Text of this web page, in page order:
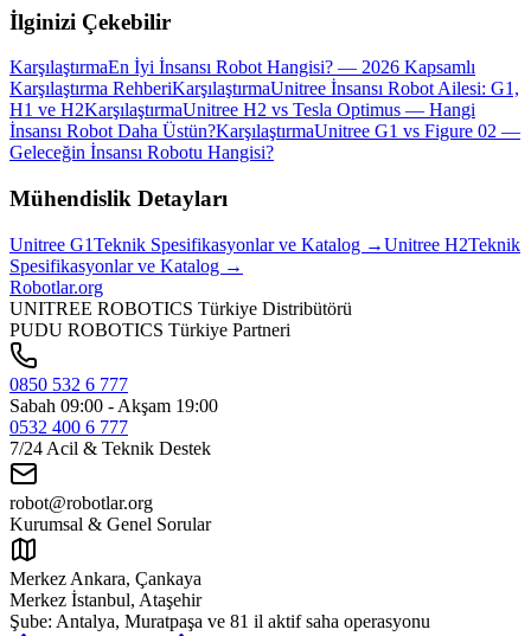
İlginizi Çekebilir
KarşılaştırmaEn İyi İnsansı Robot Hangisi? — 2026 Kapsamlı
Karşılaştırma RehberiKarşılaştırmaUnitree İnsansı Robot Ailesi: G1,
H1 ve H2KarşılaştırmaUnitree H2 vs Tesla Optimus — Hangi
İnsansı Robot Daha Üstün?KarşılaştırmaUnitree G1 vs Figure 02 —
Geleceğin İnsansı Robotu Hangisi?
Mühendislik Detayları
Unitree G1Teknik Spesifikasyonlar ve Katalog →Unitree H2Teknik
Spesifikasyonlar ve Katalog →
Robotlar.org
UNITREE ROBOTICS Türkiye Distribütörü
PUDU ROBOTICS Türkiye Partneri
0850 532 6 777
Sabah 09:00 - Akşam 19:00
0532 400 6 777
7/24 Acil & Teknik Destek
robot@robotlar.org
Kurumsal & Genel Sorular
Merkez Ankara, Çankaya
Merkez İstanbul, Ataşehir
Şube: Antalya, Muratpaşa ve 81 il aktif saha operasyonu